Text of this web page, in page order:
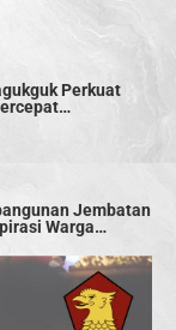
Perkuat
Jembatan
Warga